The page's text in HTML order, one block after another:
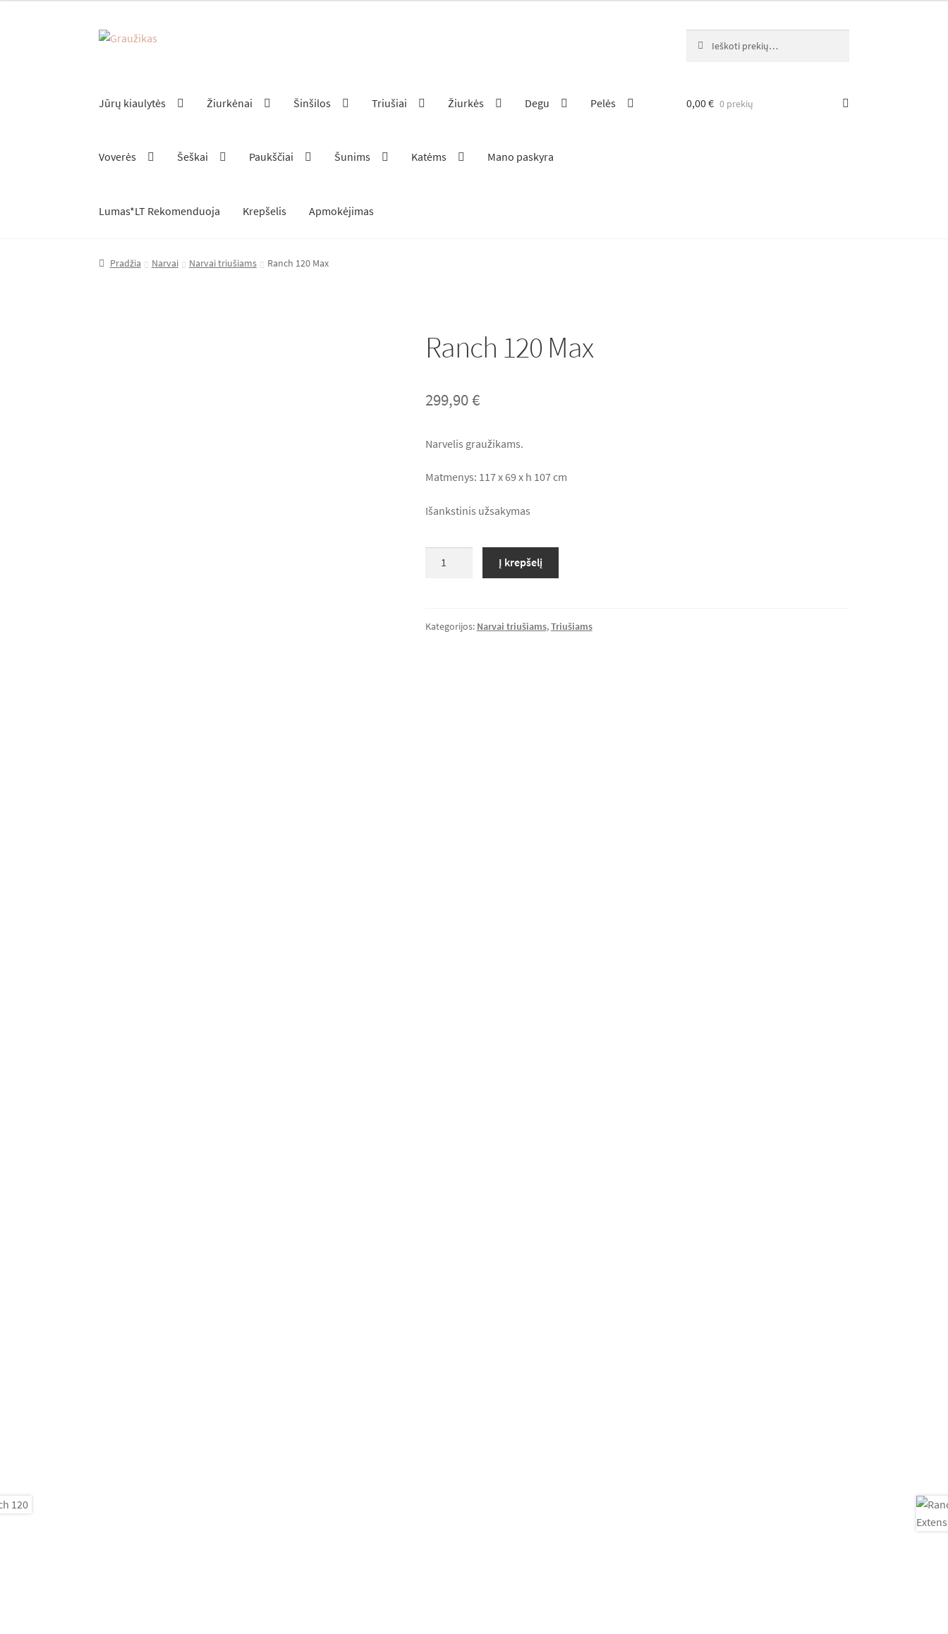
Pereiti
Pereiti
Jūrų kiaulytės Žiurkėnai Šinšilos Triušiai Žiurkės Degu Pelės
Voverės Šeškai Paukščiai Šunims Katėms Mano paskyra
Lumas*LT Rekomenduoja Krepšelis Apmokėjimas
0,00€ 0 prekių
Pradžia Narvai Narvai triušiams Ranch 120 Max
Ranch 120 Max
299,90€
Narvelis graužikams.
Matmenys: 117 x 69 x h 107 cm
Išankstinis užsakymas
Max
Į krepšelį
Kategorijos: Narvai triušiams,Triušiams